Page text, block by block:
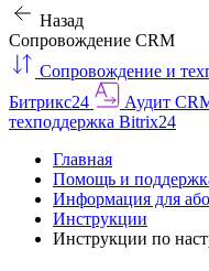
Назад
Сопровождение CRM
Сопровождение и
Битрикс24
Аудит
техподдержка Bitrix24
Главная
Помощь и
Информация для
Инструкции
Инструкции по